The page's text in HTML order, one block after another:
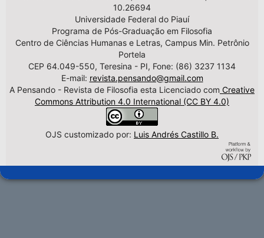
10.26694
Universidade Federal do Piauí
Programa de Pós-Graduação em Filosofia
Centro de Ciências Humanas e Letras, Campus Min. Petrônio
Portela
CEP 64.049-550, Teresina - PI, Fone: (86) 3237 1134
E-mail: revista.pensando@gmail.com
A Pensando - Revista de Filosofia esta Licenciado com Creative
Commons Attribution 4.0 International (CC BY 4.0)
OJS customizado por: Luis Andrés Castillo B.